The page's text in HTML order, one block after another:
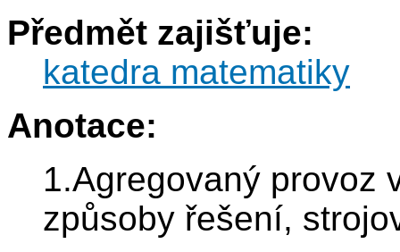
Předmět zajišťuje:
katedra matematiky
Anotace:
1.Agregovaný provoz
způsoby řešení,